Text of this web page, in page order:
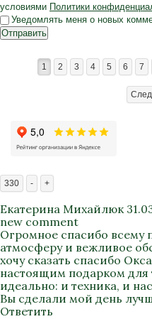
условиями Политики
Уведомлять меня о новых
Отправить
1 2 3 4 5 6 7
330 - +
Екатерина Михайлюк
new comment
Огромное спасибо всему
атмосферу и вежливое
хочу сказать спасибо
настоящим подарком для
идеально: и техника, и
Вы сделали мой день
Ответить